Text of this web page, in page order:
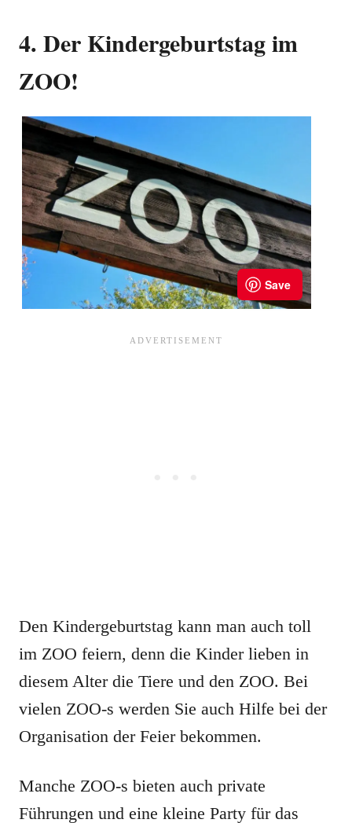
4. Der Kindergeburtstag im
ZOO!
Den Kindergeburtstag kann man auch toll
im ZOO feiern, denn die Kinder lieben in
diesem Alter die Tiere und den ZOO. Bei
vielen ZOO-s werden Sie auch Hilfe bei der
Organisation der Feier bekommen.
Manche ZOO-s bieten auch private
Führungen und eine kleine Party für das